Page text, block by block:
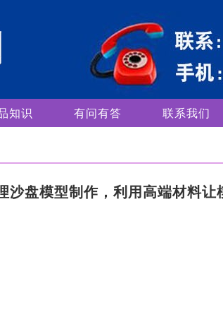
知识 有问有答 联系我们
沙盘模型制作，利用高端材料让